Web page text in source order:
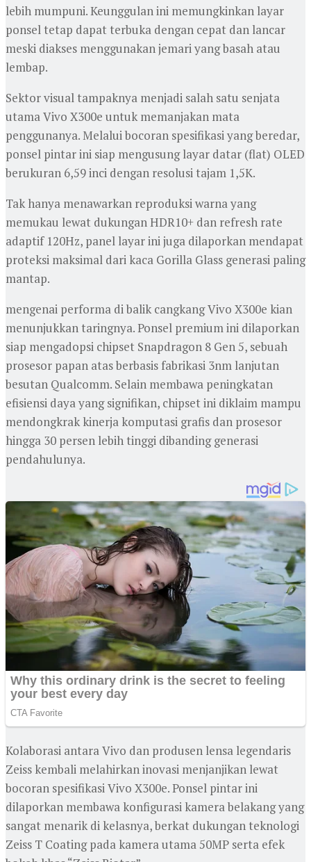
lebih mumpuni. Keunggulan ini memungkinkan layar
ponsel tetap dapat terbuka dengan cepat dan lancar
meski diakses menggunakan jemari yang basah atau
lembap.
Sektor visual tampaknya menjadi salah satu senjata
utama Vivo X300e untuk memanjakan mata
penggunanya. Melalui bocoran spesifikasi yang beredar,
ponsel pintar ini siap mengusung layar datar (flat) OLED
berukuran 6,59 inci dengan resolusi tajam 1,5K.
Tak hanya menawarkan reproduksi warna yang
memukau lewat dukungan HDR10+ dan refresh rate
adaptif 120Hz, panel layar ini juga dilaporkan mendapat
proteksi maksimal dari kaca Gorilla Glass generasi paling
mantap.
mengenai performa di balik cangkang Vivo X300e kian
menunjukkan taringnya. Ponsel premium ini dilaporkan
siap mengadopsi chipset Snapdragon 8 Gen 5, sebuah
prosesor papan atas berbasis fabrikasi 3nm lanjutan
besutan Qualcomm. Selain membawa peningkatan
efisiensi daya yang signifikan, chipset ini diklaim mampu
mendongkrak kinerja komputasi grafis dan prosesor
hingga 30 persen lebih tinggi dibanding generasi
pendahulunya.
Kolaborasi antara Vivo dan produsen lensa legendaris
Zeiss kembali melahirkan inovasi menjanjikan lewat
bocoran spesifikasi Vivo X300e. Ponsel pintar ini
dilaporkan membawa konfigurasi kamera belakang yang
sangat menarik di kelasnya, berkat dukungan teknologi
Zeiss T Coating pada kamera utama 50MP serta efek